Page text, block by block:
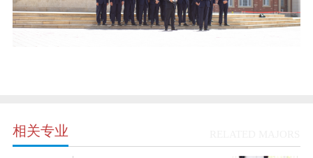
相关专业